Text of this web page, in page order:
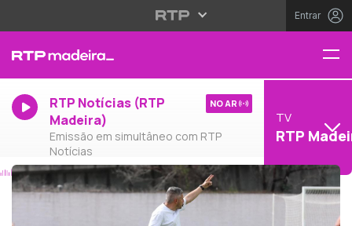
Entrar
RTP Notícias (RTP
Madeira)
Emissão em simultâneo com RTP
Notícias
NO AR
TV
RTP